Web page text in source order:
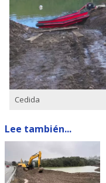
Cedida
Lee también...